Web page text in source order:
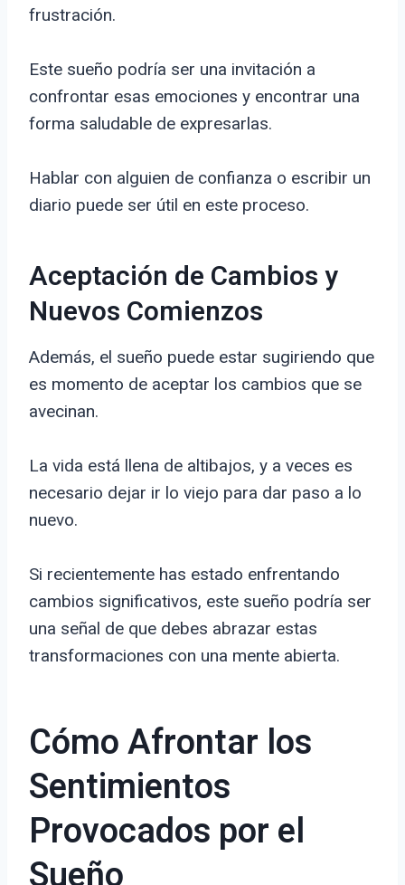
frustración.
Este sueño podría ser una invitación a
confrontar esas emociones y encontrar una
forma saludable de expresarlas.
Hablar con alguien de confianza o escribir un
diario puede ser útil en este proceso.
Aceptación de Cambios y
Nuevos Comienzos
Además, el sueño puede estar sugiriendo que
es momento de aceptar los cambios que se
avecinan.
La vida está llena de altibajos, y a veces es
necesario dejar ir lo viejo para dar paso a lo
nuevo.
Si recientemente has estado enfrentando
cambios significativos, este sueño podría ser
una señal de que debes abrazar estas
transformaciones con una mente abierta.
Cómo Afrontar los
Sentimientos
Provocados por el